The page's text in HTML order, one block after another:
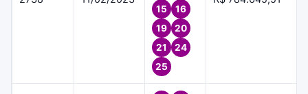
15
16
19
20
21
24
25